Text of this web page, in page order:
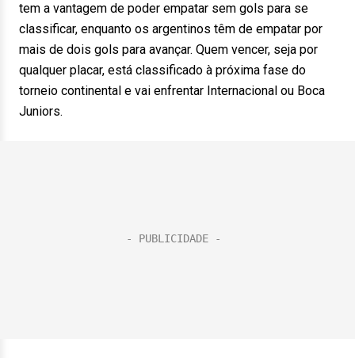
tem a vantagem de poder empatar sem gols para se
classificar, enquanto os argentinos têm de empatar por
mais de dois gols para avançar. Quem vencer, seja por
qualquer placar, está classificado à próxima fase do
torneio continental e vai enfrentar Internacional ou Boca
Juniors.